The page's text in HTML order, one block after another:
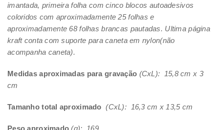
imantada, primeira folha com cinco blocos autoadesivos
coloridos com aproximadamente 25 folhas e
aproximadamente 68 folhas brancas pautadas. Ultima página
kraft conta com suporte para caneta em nylon(não
acompanha caneta).
Medidas aproximadas para gravação (CxL): 15,8 cm x 3
cm
Tamanho total aproximado (CxL): 16,3 cm x 13,5 cm
Peso aproximado (g): 169